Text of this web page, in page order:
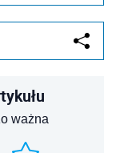
ważna